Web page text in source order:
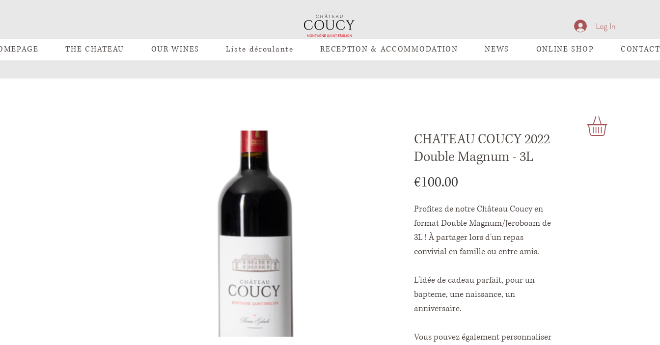
Log In
THE CHATEAU OUR WINES Liste déroulante RECEPTION & ACCOMMODATION NEWS ONLINE SHOP CONTACT
CHATEAU COUCY 2022
Double Magnum - 3L
€100.00Price
Profitez de notre Château Coucy en
format Double Magnum/Jeroboam de
3L ! À partager lors d'un repas
convivial en famille ou entre amis.
L'idée de cadeau parfait, pour un
bapteme, une naissance, un
anniversaire.
Vous pouvez également personnaliser